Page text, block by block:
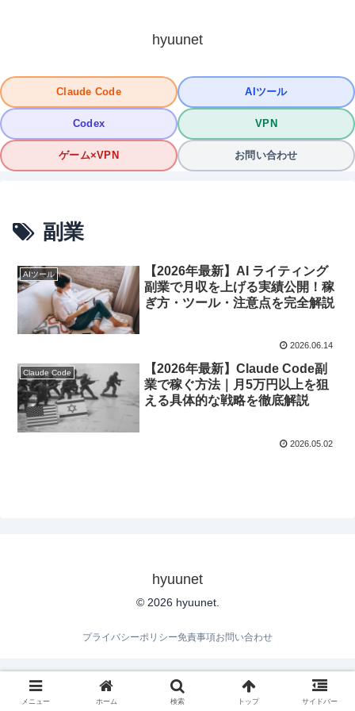
hyuunet
Claude Code AIツール
Codex VPN
ゲーム×VPN お問い合わせ
副業
AIツール
【2026年最新】AI ライティング
副業で月収を上げる実績公開！稼
ぎ方・ツール・注意点を完全解説
2026.06.14
Claude Code
【2026年最新】Claude Code副
業で稼ぐ方法｜月5万円以上を狙
える具体的な戦略を徹底解説
2026.05.02
hyuunet
© 2026 hyuunet.
プライバシーポリシー免責事項お問い合わせ
メニュー ホーム 検索 トップ サイドバー